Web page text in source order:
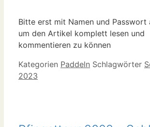
Bitte erst mit Namen und Passwort
um den Artikel komplett lesen und
kommentieren zu können
Kategorien Paddeln Schlagwörter
2023